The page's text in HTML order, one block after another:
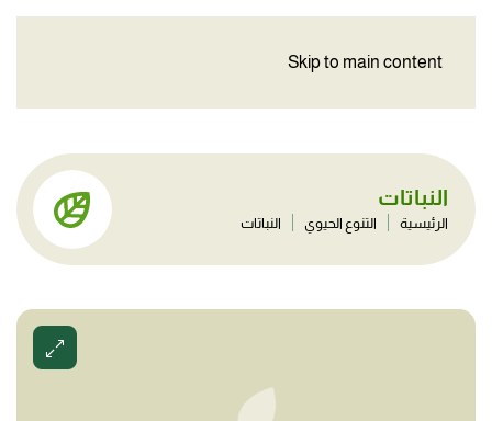
Skip to main content
النباتات
الرئيسية التنوع الحيوي النباتات